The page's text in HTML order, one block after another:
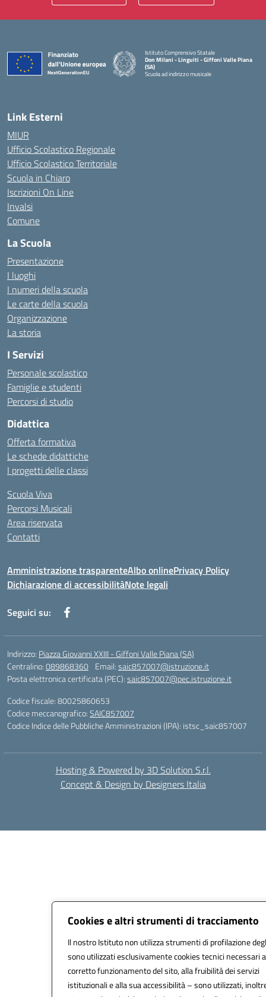
Cookies e altri strumenti di tracciamento
Il nostro Istituto non utilizza strumenti di profilazione
sono utilizzati esclusivamente cookies tecnici necessari
corretto funzionamento del sito, alla fruibilità dei servizi
istituzionali e alla sua accessibilità – sono utilizzati,
Istituto Comprensivo Statale
Don Milani - Linguiti - Giffoni Valle Piana
(SA)
Scuola ad indirizzo musicale
Link Esterni
MIUR
Ufficio Scolastico Regionale
Ufficio Scolastico Territoriale
Scuola in Chiaro
Iscrizioni On Line
Invalsi
Comune
La Scuola
Presentazione
I luoghi
I numeri della scuola
Le carte della scuola
Organizzazione
La storia
I Servizi
Personale scolastico
Famiglie e studenti
Percorsi di studio
Didattica
Offerta formativa
Le schede didattiche
I progetti delle classi
Scuola Viva
Percorsi Musicali
Area riservata
Contatti
Amministrazione trasparenteAlbo onlinePrivacy Policy
Dichiarazione di accessibilitàNote legali
Seguici su:
Indirizzo: Piazza Giovanni XXIII - Giffoni Valle Piana (SA)
Centralino:089868360 Email:saic857007@istruzione.it
Posta elettronica certificata (PEC):saic857007@pec.istruzione.it
Codice fiscale: 80025860653
Codice meccanografico:SAIC857007
Codice Indice delle Pubbliche Amministrazioni (IPA): istsc_saic857007
Hosting & Powered by 3D Solution S.r.l.
Concept & Design by Designers Italia